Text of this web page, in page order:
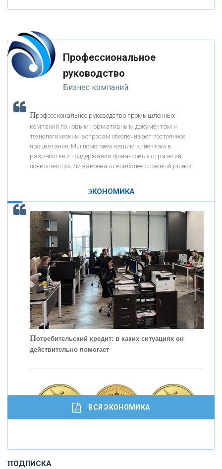
«ФК ОТКРЫТИЕ»
«ЗАПСИБКОМБАНК»
«РОСЕВРОБАНК»
«ПРЕСС-СЛУЖБА ВТБ24»
«АВТОГРАДБАНК»
ОНАС
КОНТАКТЫ
К ак Система быстрых платежей за пять лет
Профессиональное
руководство
Бизнес компаний
Профессиональное руководство промышленных
компаний по новым нормативным документам и
технологическим вопросам обеспечивает постоянное
процветание. Мы помогаем нашим клиентам в
разработке и поддержании финансовых стратегий,
позволяющих им завоевать все более сложный рынок.
ЭКОНОМИКА
Потребительский кредит: в каких ситуациях он
действительно помогает
И
сохранения и увеличения капитала
ВСЯ ЭКОНОМИКА
ПОДПИСКА